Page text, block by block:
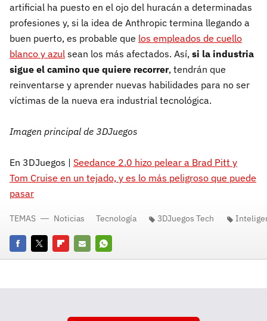
artificial ha puesto en el ojo del huracán a determinadas
profesiones y, si la idea de Anthropic termina llegando a
buen puerto, es probable que los empleados de cuello
blanco y azul sean los más afectados. Así, si la industria
sigue el camino que quiere recorrer, tendrán que
reinventarse y aprender nuevas habilidades para no ser
víctimas de la nueva era industrial tecnológica.
Imagen principal de 3DJuegos
En 3DJuegos | Seedance 2.0 hizo pelear a Brad Pitt y
Tom Cruise en un tejado, y es lo más peligroso que puede
pasar
FacebookTwitterFlipboard
E-
Whatsapp
TEMAS Noticias Tecnología 3DJuegos Tech